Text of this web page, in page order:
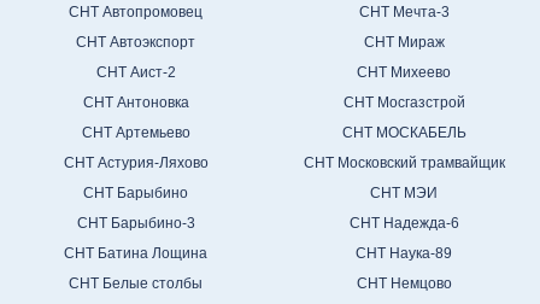
СНТ Автопромовец
СНТ Автоэкспорт
СНТ Аист-2
СНТ Антоновка
СНТ Артемьево
СНТ Астурия-Ляхово
СНТ Барыбино
СНТ Барыбино-3
СНТ Батина Лощина
СНТ Белые столбы
СНТ Мечта-3
СНТ Мираж
СНТ Михеево
СНТ Мосгазстрой
СНТ МОСКАБЕЛЬ
СНТ Московский трамвайщик
СНТ МЭИ
СНТ Надежда-6
СНТ Наука-89
СНТ Немцово